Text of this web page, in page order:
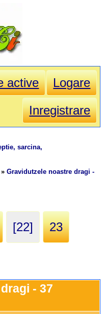
active
Logare
Inregistrare
sarcina,
»Gravidutzele noastre dragi -
[22] 23
- 37